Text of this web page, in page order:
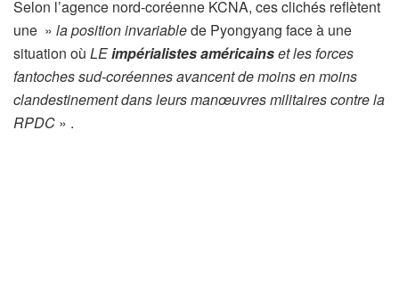
Selon l’agence nord-coréenne KCNA, ces clichés reflètent
une » la position invariablede Pyongyang face à une
situation où LEimpérialistes américainset les forces
fantoches sud-coréennes avancent de moins en moins
clandestinement dans leurs manœuvres militaires contre la
RPDC » .